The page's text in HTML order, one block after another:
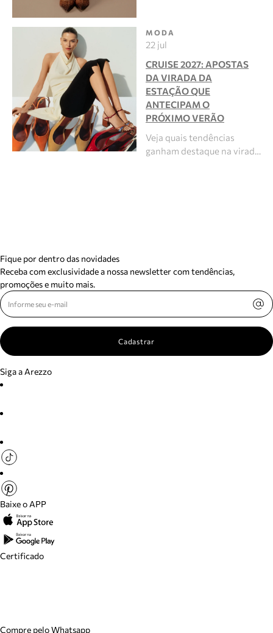
MODA
22 jul
CRUISE 2027: APOSTAS
DA VIRADA DA
ESTAÇÃO QUE
ANTECIPAM O
PRÓXIMO VERÃO
Veja quais tendências
ganham destaque na virad…
Fique por dentro das novidades
Receba com exclusividade a nossa newsletter com tendências,
promoções e muito mais.
Cadastrar
Siga a Arezzo
Baixe o APP
Certificado
Compre pelo Whatsapp